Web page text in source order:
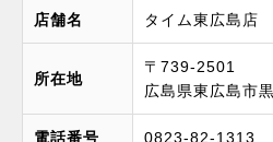
店舗名 タイム東広島店
所在地
〒739-2501
広島県東広島市
電話番号 0823-82-1313